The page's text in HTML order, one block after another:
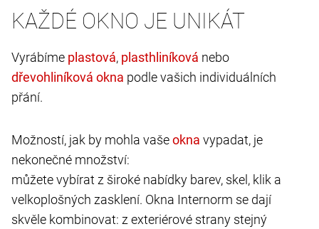
KAŽDÉ OKNO JE UNIKÁT
Vyrábíme ,
nebo
podle vašich individuálních
přání.
Možností, jak by mohla vaše
vypadat, je
nekonečné množství:
můžete vybírat z široké nabídky barev, skel, klik a
velkoplošných zasklení. Okna Internorm se dají
skvěle kombinovat: z exteriérové strany stejný